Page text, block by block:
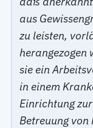
aus
zu leisten,
herangezogen
sie ein
in einem
Einrichtung
Betreuung